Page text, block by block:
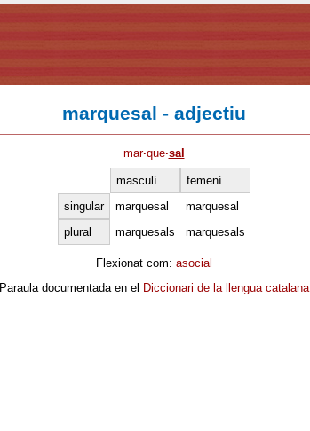
marquesal - adjectiu
mar·que·sal
masculí
femení
singular
marquesal
marquesal
plural
marquesals marquesals
Flexionat com: asocial
Paraula documentada en el Diccionari de la llengua catalana